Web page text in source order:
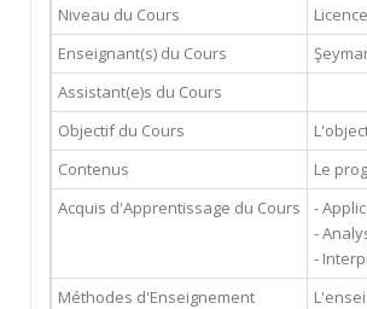
Niveau du Cours
Licence
Enseignant(s) du Cours
Assistant(e)s du Cours
Objectif du Cours
Contenus
Le
Acquis d'Apprentissage du Cours
-
-
-
Méthodes d'Enseignement